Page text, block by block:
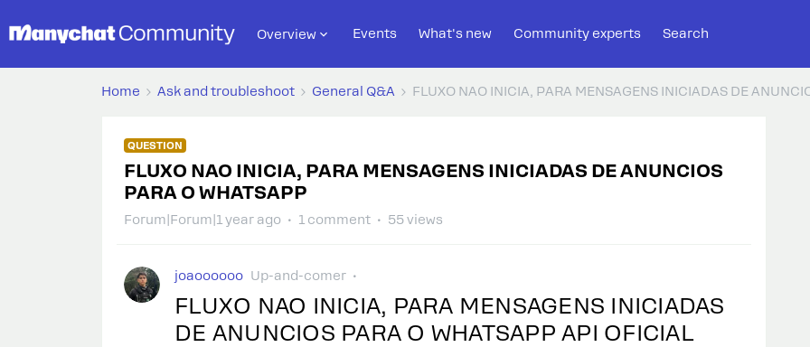
Overview Events What's new Community experts Search
Home Ask and troubleshoot General Q&A FLUXO NAO INICIA, PARA MENSAGENS INICIADAS DE
QUESTION
FLUXO NAO INICIA, PARA MENSAGENS INICIADAS DE ANUNCIOS
PARA O WHATSAPP
Forum|Forum|1 year ago 1 comment 55 views
joaoooooo Up-and-comer
FLUXO NAO INICIA, PARA MENSAGENS INICIADAS
DE ANUNCIOS PARA O WHATSAPP API OFICIAL